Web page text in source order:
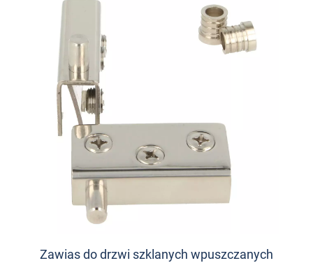
Zawias do drzwi szklanych wpuszczanych